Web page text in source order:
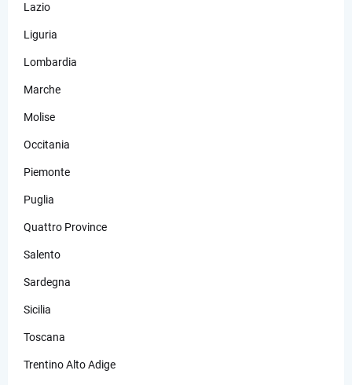
Lazio
Liguria
Lombardia
Marche
Molise
Occitania
Piemonte
Puglia
Quattro Province
Salento
Sardegna
Sicilia
Toscana
Trentino Alto Adige